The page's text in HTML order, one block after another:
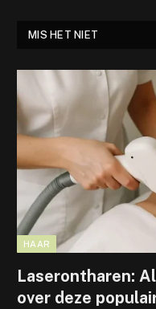
MIS HET NIET
HAAR
Laserontharen:
over deze